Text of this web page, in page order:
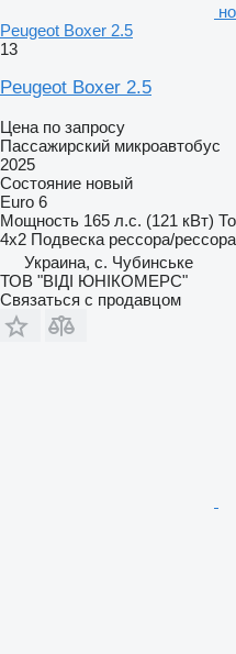
Peugeot Boxer 2.5
13
Peugeot Boxer 2.5
Цена по запросу
Пассажирский микроавтобус
2025
Состояние новый
Euro 6
Мощность 165 л.с. (121 кВт)
4x2 Подвеска рессора/рессора
Украина, с. Чубинське
ТОВ "ВІДІ ЮНІКОМЕРС"
Связаться с продавцом